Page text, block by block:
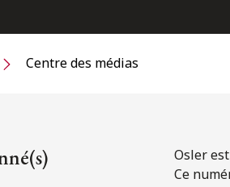
Centre des médias
Osler
Ce